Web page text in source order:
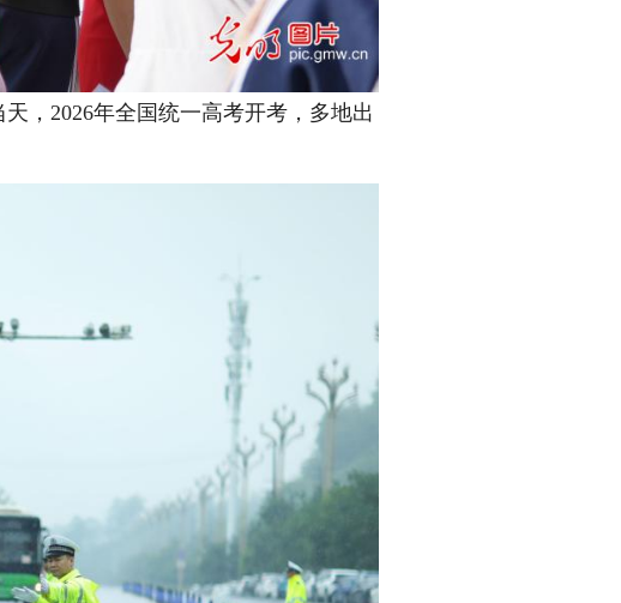
，2026年全国统一高考开考，多地出